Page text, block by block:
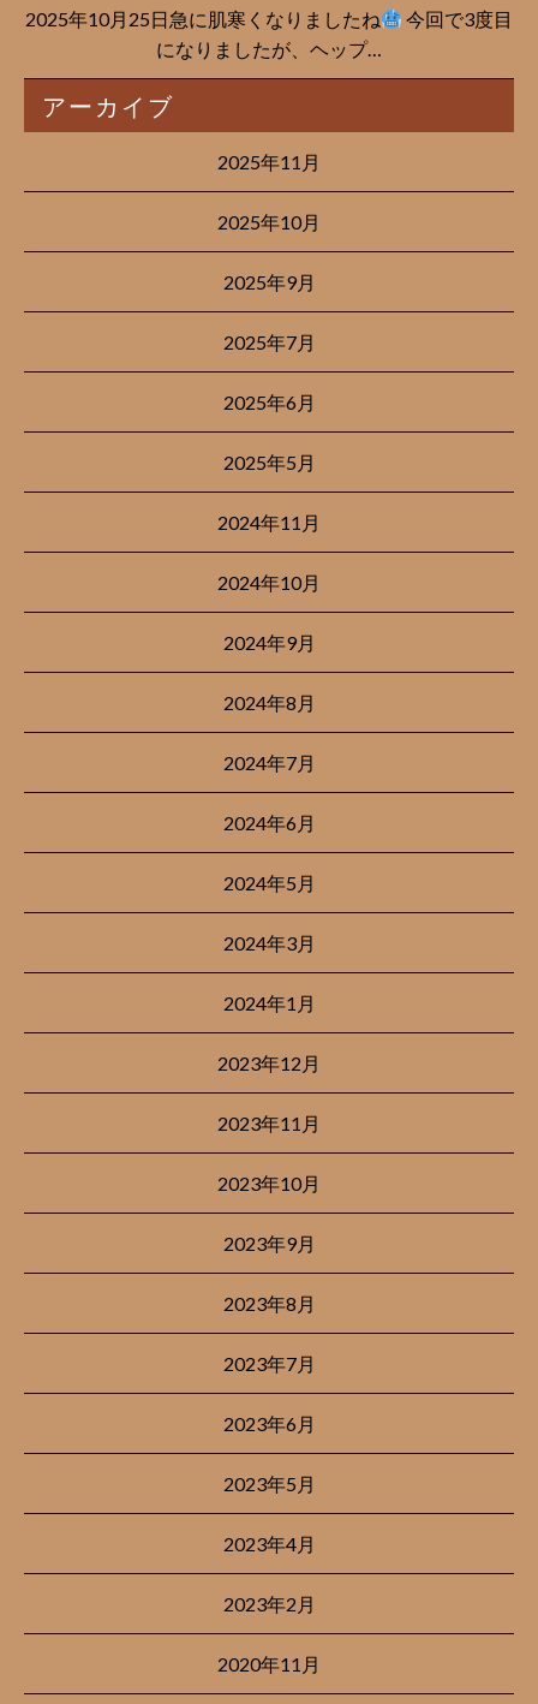
2025年10月25日急に肌寒くなりましたね
今回で3度目
になりましたが、ヘップ…
アーカイブ
2025年11月
2025年10月
2025年9月
2025年7月
2025年6月
2025年5月
2024年11月
2024年10月
2024年9月
2024年8月
2024年7月
2024年6月
2024年5月
2024年3月
2024年1月
2023年12月
2023年11月
2023年10月
2023年9月
2023年8月
2023年7月
2023年6月
2023年5月
2023年4月
2023年2月
2020年11月